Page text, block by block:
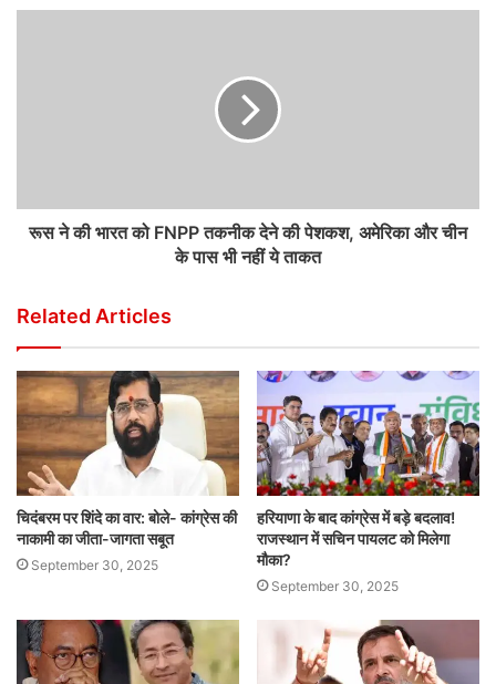
रूस ने की भारत को FNPP तकनीक देने की पेशकश, अमेरिका और चीन
के पास भी नहीं ये ताकत
Related Articles
चिदंबरम पर शिंदे का वार: बोले- कांग्रेस की
नाकामी का जीता-जागता सबूत
September 30, 2025
हरियाणा के बाद कांग्रेस में बड़े बदलाव!
राजस्थान में सचिन पायलट को मिलेगा
मौका?
September 30, 2025